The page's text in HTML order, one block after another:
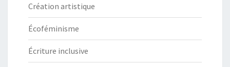
Création artistique
Écoféminisme
Écriture inclusive